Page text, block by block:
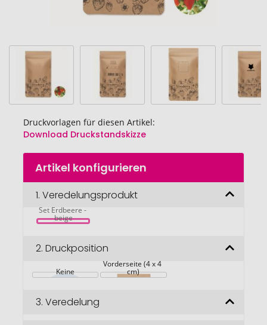
Druckvorlagen für diesen Artikel:
Download Druckstandskizze
Zum
Anfang
Bildgalerie
springen
Artikel konfigurieren
1. Veredelungsprodukt
Set Erdbeere -
beige
2. Druckposition
Keine
Vorderseite (4 x 4
cm)
3. Veredelung